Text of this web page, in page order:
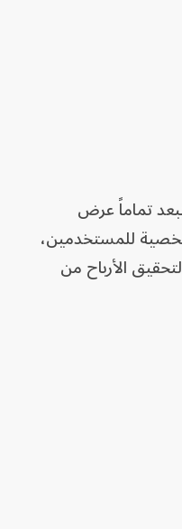
تماماً عرض
للمستخدمين،
الأرباح من